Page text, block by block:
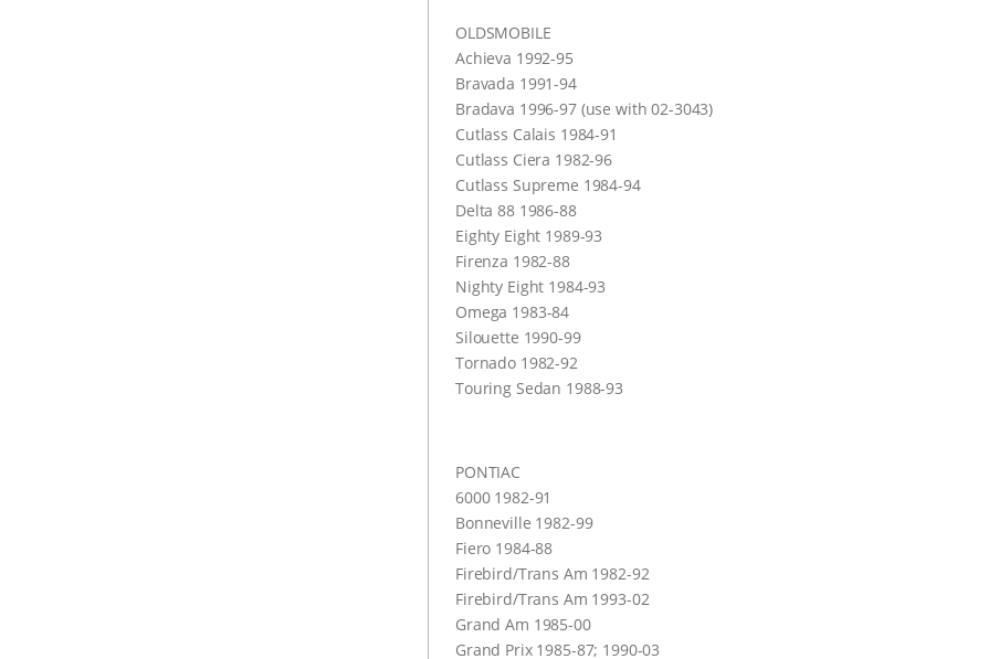
OLDSMOBILE
Achieva 1992-95
Bravada 1991-94
Bradava 1996-97 (use with 02-3043)
Cutlass Calais 1984-91
Cutlass Ciera 1982-96
Cutlass Supreme 1984-94
Delta 88 1986-88
Eighty Eight 1989-93
Firenza 1982-88
Nighty Eight 1984-93
Omega 1983-84
Silouette 1990-99
Tornado 1982-92
Touring Sedan 1988-93
PONTIAC
6000 1982-91
Bonneville 1982-99
Fiero 1984-88
Firebird/Trans Am 1982-92
Firebird/Trans Am 1993-02
Grand Am 1985-00
Grand Prix 1985-87; 1990-03